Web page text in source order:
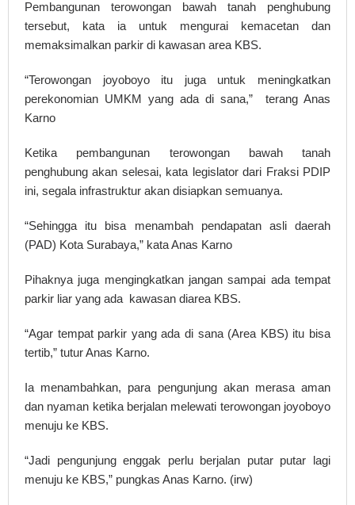
Pembangunan terowongan bawah tanah penghubung
tersebut, kata ia untuk mengurai kemacetan dan
memaksimalkan parkir di kawasan area KBS.
“Terowongan joyoboyo itu juga untuk meningkatkan
perekonomian UMKM yang ada di sana,” terang Anas
Karno
Ketika pembangunan terowongan bawah tanah
penghubung akan selesai, kata legislator dari Fraksi PDIP
ini, segala infrastruktur akan disiapkan semuanya.
“Sehingga itu bisa menambah pendapatan asli daerah
(PAD) Kota Surabaya,” kata Anas Karno
Pihaknya juga mengingkatkan jangan sampai ada tempat
parkir liar yang ada kawasan diarea KBS.
“Agar tempat parkir yang ada di sana (Area KBS) itu bisa
tertib,” tutur Anas Karno.
Ia menambahkan, para pengunjung akan merasa aman
dan nyaman ketika berjalan melewati terowongan joyoboyo
menuju ke KBS.
“Jadi pengunjung enggak perlu berjalan putar putar lagi
menuju ke KBS,” pungkas Anas Karno. (irw)